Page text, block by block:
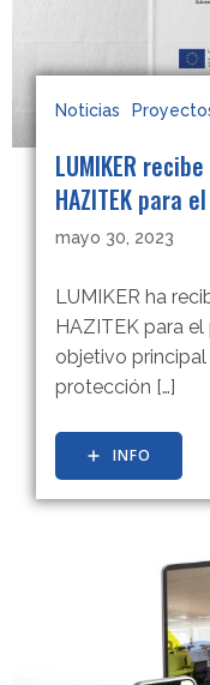
Noticias
LUMIKER
HAZITEK para
mayo 30, 2023
LUMIKER ha
HAZITEK para
objetivo
protección […]
INFO